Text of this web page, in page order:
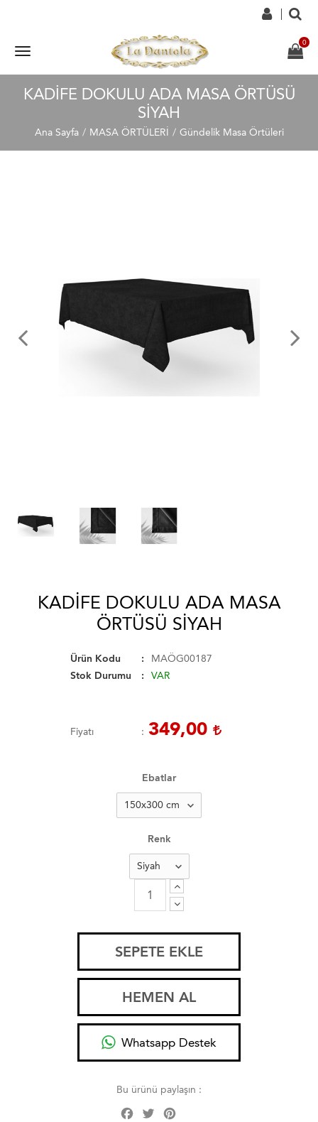
KADIFE DOKULU ADA MASA ÖRTÜSÜ
SIYAH
Ana Sayfa MASA ÖRTÜLERİ Gündelik Masa Örtüleri
KADIFE DOKULU ADA MASA
ÖRTÜSÜ SIYAH
Ürün Kodu
MAÖG00187
Stok Durumu
VAR
Fiyatı 349,00
Ebatlar
Renk
SEPETE EKLE
HEMEN AL
Whatsapp Destek
Bu ürünü paylaşın :
Facebook
Twitter